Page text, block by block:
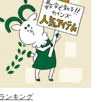
ンキング